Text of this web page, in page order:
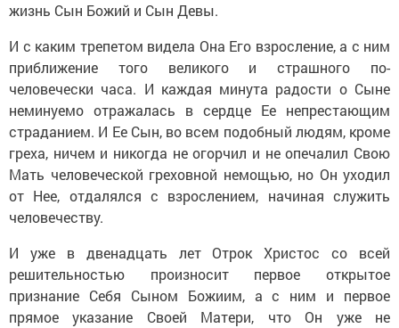
жизнь Сын Божий и Сын Девы.
И с каким трепетом видела Она Его взросление, а с ним
приближение того великого и страшного по-
человечески часа. И каждая минута радости о Сыне
неминуемо отражалась в сердце Ее непрестающим
страданием. И Ее Сын, во всем подобный людям, кроме
греха, ничем и никогда не огорчил и не опечалил Свою
Мать человеческой греховной немощью, но Он уходил
от Нее, отдалялся с взрослением, начиная служить
человечеству.
И уже в двенадцать лет Отрок Христос со всей
решительностью произносит первое открытое
признание Себя Сыном Божиим, а с ним и первое
прямое указание Своей Матери, что Он уже не